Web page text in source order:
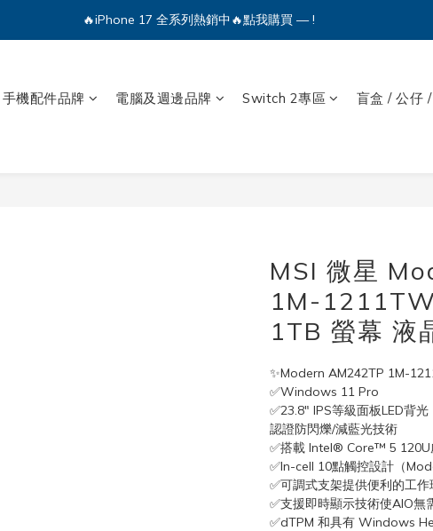
🔥iPhone 17 全系列熱銷中🔥點我購買 — !
💕加入Q哥 Line 新好友領優惠券！🎫
手機配件品牌 電腦及週邊品牌 Switch 2專區 盲盒 / 公仔
MSI 微星
1M-
1TB 螢幕 液
✨Modern AM242TP 1M-
✅Windows 11 Pro
✅23.8" IPS等級面板LED背
認證防閃爍/減藍光技術
✅搭載 Intel® Core™ 5 120U
✅In-cell 10點觸控設計（
✅可調式支架提供便利的工作
✅支援即時顯示技術使AIO無
✅dTPM 和具有 Windows